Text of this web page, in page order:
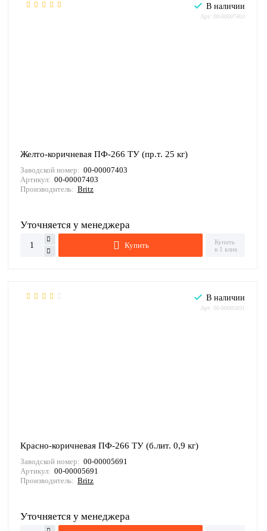
В наличии
Арт: 00-00007403
Желто-коричневая ПФ-266 ТУ (пр.т. 25 кг)
Заводской номер: 00-00007403
Артикул: 00-00007403
Производитель: Britz
Уточняется у менеджера
Купить
Купить
в 1 клик
В наличии
Арт: 00-00005691
Красно-коричневая ПФ-266 ТУ (б.лит. 0,9 кг)
Заводской номер: 00-00005691
Артикул: 00-00005691
Производитель: Britz
Уточняется у менеджера